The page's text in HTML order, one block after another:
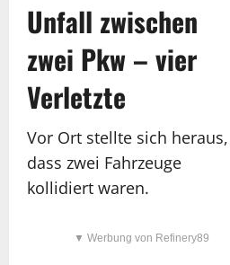
Unfall zwischen
zwei Pkw – vier
Verletzte
Vor Ort stellte sich heraus,
dass zwei Fahrzeuge
kollidiert waren.
▼ Werbung von Refinery89